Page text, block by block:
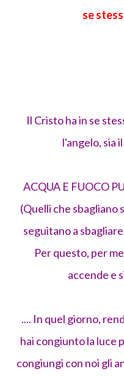
se
Il Cristo ha in se
l'angelo, sia
ACQUA E FUOCO
(Quelli che sbagliano
seguitano a
Per questo, per
accende e
.... In quel giorno,
hai congiunto la luce
congiungi con noi gli